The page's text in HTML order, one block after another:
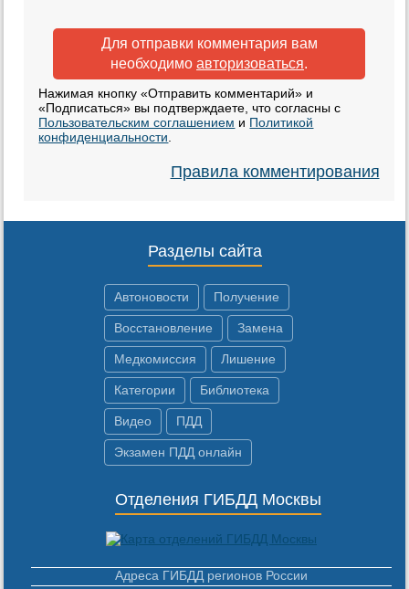
Для отправки комментария вам
необходимо авторизоваться.
Нажимая кнопку «Отправить комментарий» и
«Подписаться» вы подтверждаете, что согласны с
Пользовательским соглашением и Политикой
конфиденциальности
Правила комментирования
Разделы сайта
Автоновости Получение
Восстановление Замена
Медкомиссия Лишение
Категории Библиотека
Видео ПДД
Экзамен ПДД онлайн
Отделения ГИБДД Москвы
Адреса ГИБДД регионов России